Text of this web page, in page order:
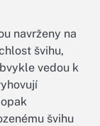
navrženy na
švihu,
vedou k
švihu